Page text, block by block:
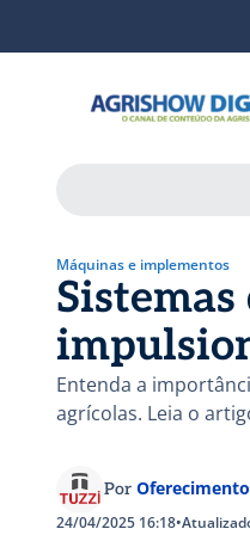
Máquinas e implementos
Entenda a
agrícolas. Leia o
Por
24/04/2025 16:18•